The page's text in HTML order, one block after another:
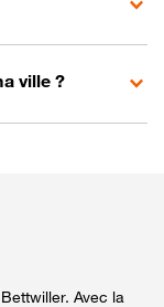
ville ?
Avec la